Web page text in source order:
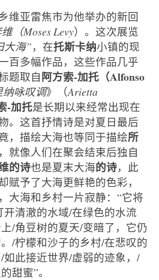
维亚雷焦市为他举办的新回
（Moses Levy）。这次展览
大海”，在托斯卡纳小镇的现
百多幅作品，这些作品几乎
题取自阿方索-加托（Alfonso
咏叹调》（Arietta
-加托是长期以来经常出现在
。这首抒情诗是对夏日最后
，描绘大海也等同于描绘所
就像人们在聚会结束后独自
的诗也是夏末大海的诗，此
赋予了大海更鲜艳的色彩，
大海和乡村一片寂静：“它将
清澈的水域/在绿色的水流
/角豆树的夏天/变暗了，它仍
/柠檬和沙子的乡村/在悲叹的
此接近世界/虚弱的迹象，/
甜蜜”。